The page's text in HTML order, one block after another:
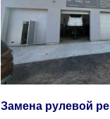
Замена рулевой